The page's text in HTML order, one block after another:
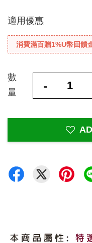
適用優惠
消費滿百贈1%U幣回饋
數
量
-